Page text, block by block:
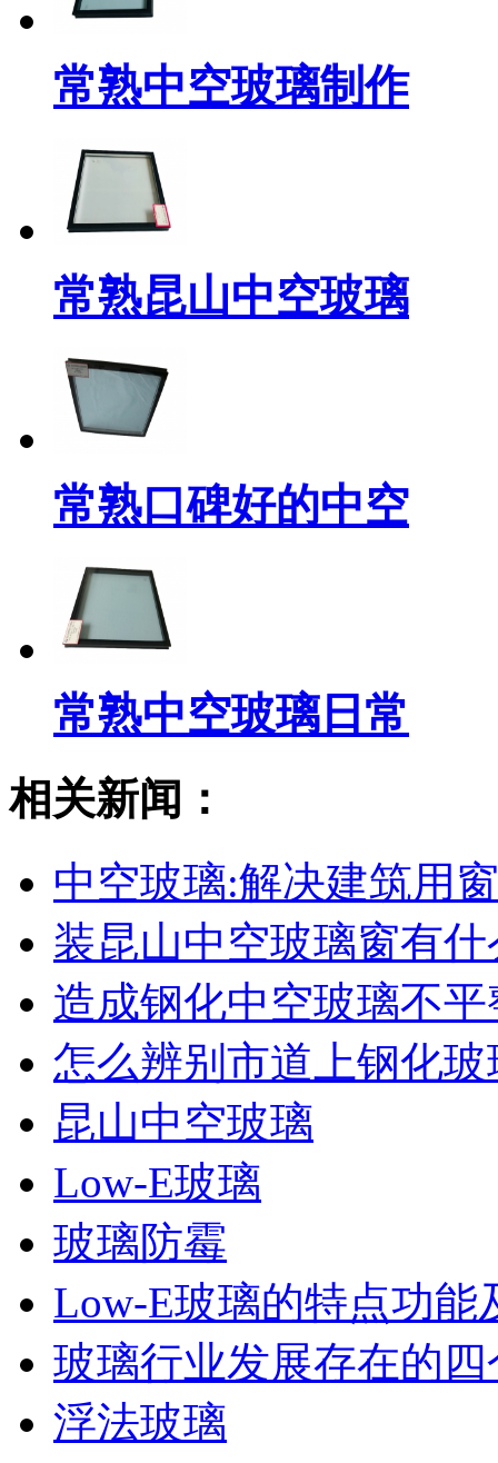
常熟中空玻璃制作
常熟昆山中空玻璃
常熟口碑好的中空
常熟中空玻璃日常
相关新闻：
中空玻璃:解决建筑用
装昆山中空玻璃窗有
造成钢化中空玻璃不
怎么辨别市道上钢化
昆山中空玻璃
Low-E玻璃
玻璃防霉
Low-E玻璃的特点功能
玻璃行业发展存在的
浮法玻璃